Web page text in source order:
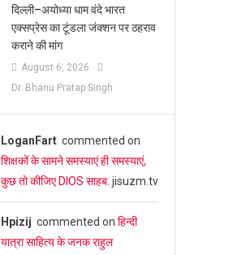
दिल्ली–अयोध्या धाम वंदे भारत
एक्सप्रेस का टूंडला जंक्शन पर ठहराव
कराने की मांग
August 6, 2026
Dr. Bhanu Pratap Singh
LoganFartcommented on
शिक्षकों के सामने समस्याएं ही समस्याएं,
कुछ तो कीजिए DIOS साहब: jisuzm.tv
Hpizij commented on हिन्दी
यात्रा साहित्य के जनक राहुल